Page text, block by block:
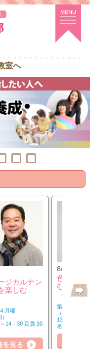
室へ
ジカルナン
楽しむ
月曜
14：30 定員 10
8/12
色のチカ
むカラー
（第2水
第２水曜
（全3回）
13：00～14
名
詳細を見る